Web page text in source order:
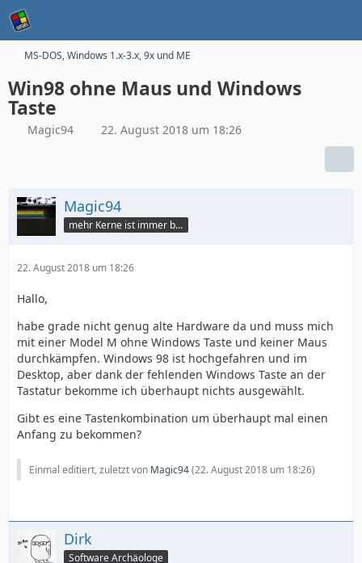
MS-DOS, Windows 1.x-3.x, 9x und ME
Win98 ohne Maus und Windows
Taste
Magic94 22. August 2018 um 18:26
Magic94
mehr Kerne ist immer besser
22. August 2018 um 18:26
Hallo,
habe grade nicht genug alte Hardware da und muss mich
mit einer Model M ohne Windows Taste und keiner Maus
durchkämpfen. Windows 98 ist hochgefahren und im
Desktop, aber dank der fehlenden Windows Taste an der
Tastatur bekomme ich überhaupt nichts ausgewählt.
Gibt es eine Tastenkombination um überhaupt mal einen
Anfang zu bekommen?
Einmal editiert, zuletzt von Magic94(22. August 2018 um 18:26)
Dirk
Software Archäologe